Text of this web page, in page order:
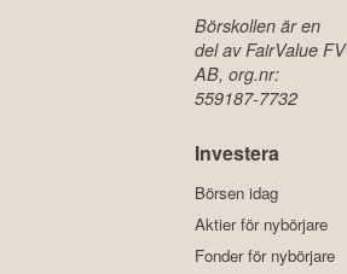
Börskollen är en
del av FairValue FV
AB, org.nr:
559187-7732
Investera
Börsen idag
Aktier för nybörjare
Fonder för nybörjare